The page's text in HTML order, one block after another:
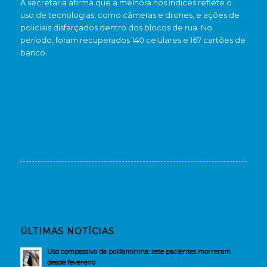
A secretaria afirma que a melhora nos índices reflete o
uso de tecnologias, como câmeras e drones, e ações de
policiais disfarçados dentro dos blocos de rua. No
período, foram recuperados 140 celulares e 167 cartões de
banco.
ÚLTIMAS NOTÍCIAS
Uso compassivo da polilaminina: sete pacientes morreram
desde fevereiro